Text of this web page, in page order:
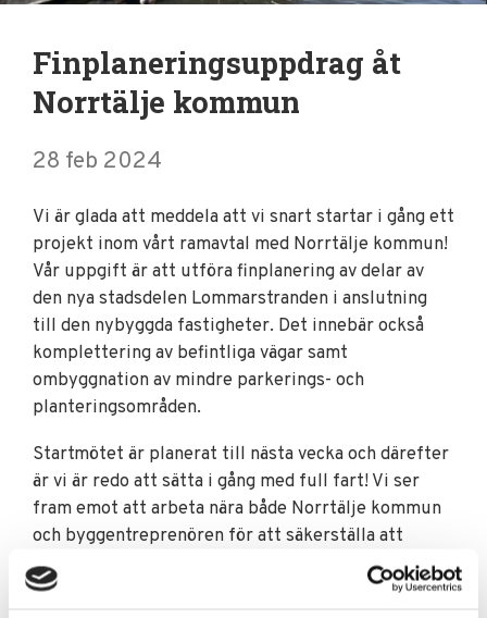
Finplaneringsuppdrag åt
Norrtälje kommun
28 feb 2024
Vi är glada att meddela att vi snart startar i gång ett
projekt inom vårt ramavtal med Norrtälje kommun!
Vår uppgift är att utföra finplanering av delar av
den nya stadsdelen Lommarstranden i anslutning
till den nybyggda fastigheter. Det innebär också
komplettering av befintliga vägar samt
ombyggnation av mindre parkerings- och
planteringsområden.
Startmötet är planerat till nästa vecka och därefter
är vi är redo att sätta i gång med full fart! Vi ser
fram emot att arbeta nära både Norrtälje kommun
och byggentreprenören för att säkerställa att
Lommarstranden blir en trivsam och mer
funktionell del av staden!